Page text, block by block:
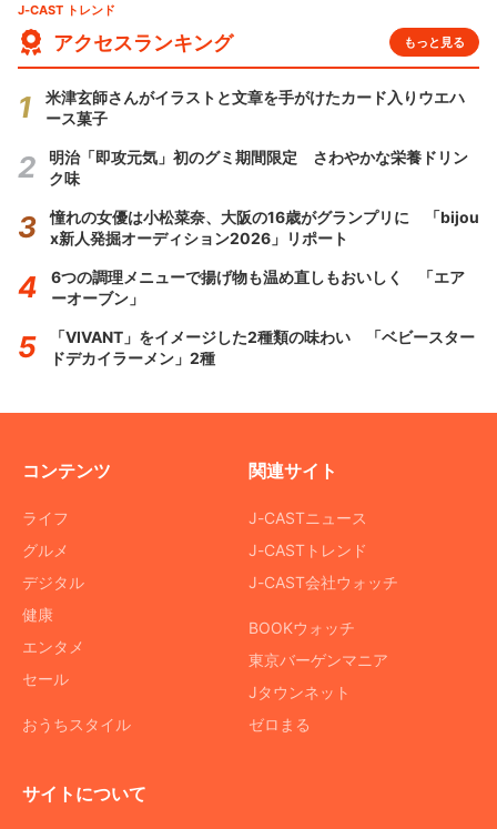
J-CAST トレンド
アクセスランキング もっと見る
米津玄師さんがイラストと文章を手がけたカード入りウエハ
ース菓子
明治「即攻元気」初のグミ期間限定 さわやかな栄養ドリン
ク味
憧れの女優は小松菜奈、大阪の16歳がグランプリに 「bijou
x新人発掘オーディション2026」リポート
6つの調理メニューで揚げ物も温め直しもおいしく 「エア
ーオーブン」
「VIVANT」をイメージした2種類の味わい 「ベビースター
ドデカイラーメン」2種
コンテンツ
ライフ
グルメ
デジタル
健康
エンタメ
セール
おうちスタイル
関連サイト
J-CASTニュース
J-CASTトレンド
J-CAST会社ウォッチ
BOOKウォッチ
東京バーゲンマニア
Jタウンネット
ゼロまる
サイトについて